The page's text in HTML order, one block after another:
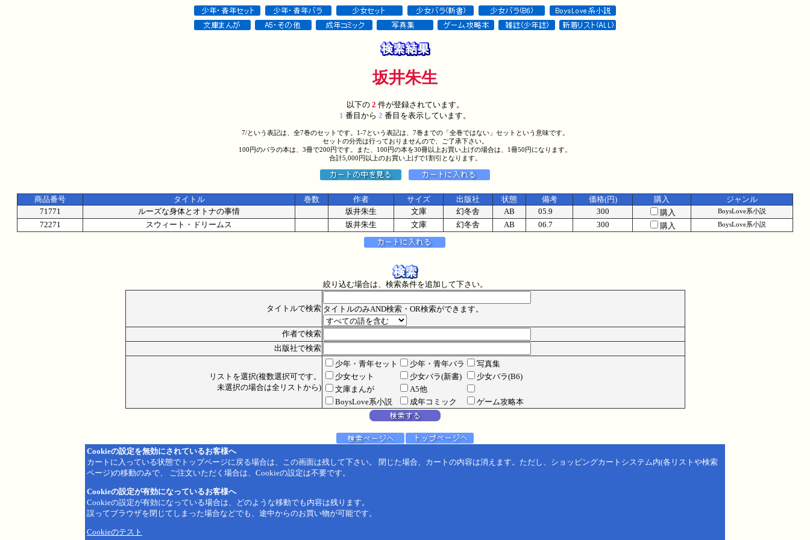
坂井朱生
以下の2 件が登録されています。
1 番目から 2 番目を表示しています。
7/という表記は、全7巻のセットです。1-7という表記は、7巻までの「全巻ではない」セットという意味です。
セットの分売は行っておりませんので、ご了承下さい。
100円のバラの本は、3冊で200円です。また、100円の本を30冊以上お買い上げの場合は、1冊50円になります。
合計5,000円以上のお買い上げで1割引となります。
商品番号 タイトル 巻数 作者 サイズ 出版社 状態 備考 価格(円) 購入
ジャンル
71771
ルーズな身体とオトナの事情 坂井朱生 文庫 幻冬舎 AB 05.9 300 購入 BoysLove系小説
72271 スウィート・ドリームス 坂井朱生 文庫 幻冬舎 AB 06.7 300 購入 BoysLove系小説
絞り込む場合は、検索条件を追加して下さい。
タイトルで検索 タイトルのみAND検索・OR検索ができます。
作者で検索
出版社で検索
リストを選択(複数選択可です。
未選択の場合は全リストから)
少年・青年セット 少年・青年バラ
写真集
少女セット
少女バラ(新書)
少女バラ(B6)
文庫まんが
A5他
BoysLove系小説
成年コミック ゲーム攻略本
Cookieの設定を無効にされているお客様へ
カートに入っている状態でトップページに戻る場合は、この画面は残して下さい。 閉じた場合、カートの内容は消えます。ただし、ショッピングカートシステム内(各リストや検索
ページ)の移動のみで、 ご注文いただく場合は、Cookieの設定は不要です。
Cookieの設定が有効になっているお客様へ
Cookieの設定が有効になっている場合は、どのような移動でも内容は残ります。
誤ってブラウザを閉じてしまった場合などでも、途中からのお買い物が可能です。
Cookieのテスト